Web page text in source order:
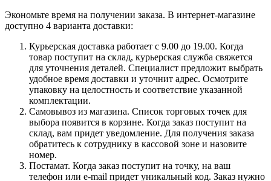
Экономьте время на получении заказа. В интернет-магазине
доступно 4 варианта доставки:
Курьерская доставка работает с 9.00 до 19.00. Когда
товар поступит на склад, курьерская служба свяжется
для уточнения деталей. Специалист предложит выбрать
удобное время доставки и уточнит адрес. Осмотрите
упаковку на целостность и соответствие указанной
комплектации.
Самовывоз из магазина. Список торговых точек для
выбора появится в корзине. Когда заказ поступит на
склад, вам придет уведомление. Для получения заказа
обратитесь к сотруднику в кассовой зоне и назовите
номер.
Постамат. Когда заказ поступит на точку, на ваш
телефон или e-mail придет уникальный код. Заказ нужно